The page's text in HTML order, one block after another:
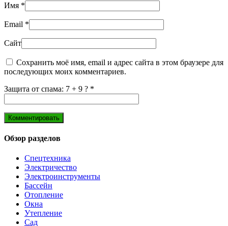
Имя *
Email *
Сайт
Сохранить моё имя, email и адрес сайта в этом браузере для
последующих моих комментариев.
Защита от спама: 7 + 9 ? *
Обзор разделов
Спецтехника
Электричество
Электроинструменты
Бассейн
Отопление
Окна
Утепление
Сад